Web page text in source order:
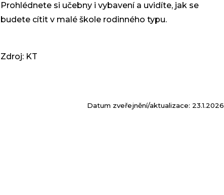
Prohlédnete si učebny i vybavení a uvidíte, jak se
budete cítit v malé škole rodinného typu.
Zdroj: KT
Datum zveřejnění/aktualizace: 23.1.2026